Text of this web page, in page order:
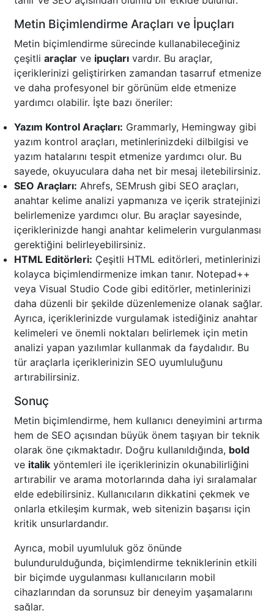
Metin Biçimlendirme Araçları ve İpuçları
Metin biçimlendirme sürecinde kullanabileceğiniz
çeşitli araçlar ve ipuçları vardır. Bu araçlar,
içeriklerinizi geliştirirken zamandan tasarruf etmenize
ve daha profesyonel bir görünüm elde etmenize
yardımcı olabilir. İşte bazı öneriler:
Yazım Kontrol Araçları: Grammarly, Hemingway gibi
yazım kontrol araçları, metinlerinizdeki dilbilgisi ve
yazım hatalarını tespit etmenize yardımcı olur. Bu
sayede, okuyuculara daha net bir mesaj iletebilirsiniz.
SEO Araçları: Ahrefs, SEMrush gibi SEO araçları,
anahtar kelime analizi yapmanıza ve içerik stratejinizi
belirlemenize yardımcı olur. Bu araçlar sayesinde,
içeriklerinizde hangi anahtar kelimelerin vurgulanması
gerektiğini belirleyebilirsiniz.
HTML Editörleri: Çeşitli HTML editörleri, metinlerinizi
kolayca biçimlendirmenize imkan tanır. Notepad++
veya Visual Studio Code gibi editörler, metinlerinizi
daha düzenli bir şekilde düzenlemenize olanak sağlar.
Ayrıca, içeriklerinizde vurgulamak istediğiniz anahtar
kelimeleri ve önemli noktaları belirlemek için metin
analizi yapan yazılımlar kullanmak da faydalıdır. Bu
tür araçlarla içeriklerinizin SEO uyumluluğunu
artırabilirsiniz.
Sonuç
Metin biçimlendirme, hem kullanıcı deneyimini artırma
hem de SEO açısından büyük önem taşıyan bir teknik
olarak öne çıkmaktadır. Doğru kullanıldığında, bold
ve italik yöntemleri ile içeriklerinizin okunabilirliğini
artırabilir ve arama motorlarında daha iyi sıralamalar
elde edebilirsiniz. Kullanıcıların dikkatini çekmek ve
onlarla etkileşim kurmak, web sitenizin başarısı için
kritik unsurlardandır.
Ayrıca, mobil uyumluluk göz önünde
bulundurulduğunda, biçimlendirme tekniklerinin etkili
bir biçimde uygulanması kullanıcıların mobil
cihazlarından da sorunsuz bir deneyim yaşamalarını
sağlar.